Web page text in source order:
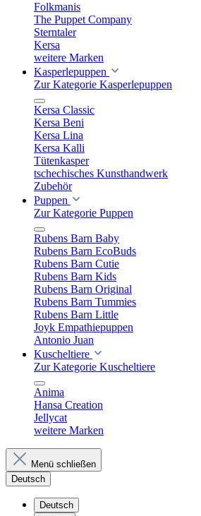
Folkmanis
The Puppet Company
Sterntaler
Kersa
weitere Marken
Kasperlepuppen
Zur Kategorie Kasperlepuppen
Kersa Classic
Kersa Beni
Kersa Lina
Kersa Kalli
Tütenkasper
tschechisches Kunsthandwerk
Zubehör
Puppen
Zur Kategorie Puppen
Rubens Barn Baby
Rubens Barn EcoBuds
Rubens Barn Cutie
Rubens Barn Kids
Rubens Barn Original
Rubens Barn Tummies
Rubens Barn Little
Joyk Empathiepuppen
Antonio Juan
Kuscheltiere
Zur Kategorie Kuscheltiere
Anima
Hansa Creation
Jellycat
weitere Marken
Menü schließen
Deutsch
Deutsch